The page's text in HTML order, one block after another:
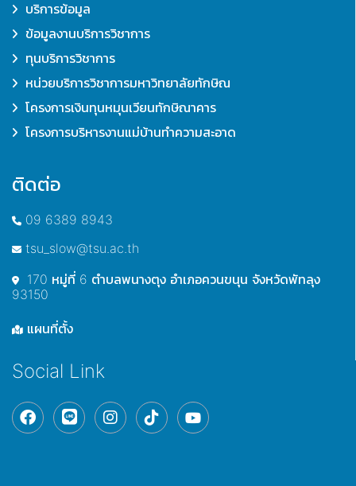
บริการข้อมูล
ข้อมูลงานบริการวิชาการ
ทุนบริการวิชาการ
หน่วยบริการวิชาการมหาวิทยาลัยทักษิณ
โครงการเงินทุนหมุนเวียนทักษิณาคาร
โครงการบริหารงานแม่บ้านทำความสะอาด
ติดต่อ
09 6389 8943
tsu_slow@tsu.ac.th
170 หมู่ที่ 6 ตำบลพนางตุง อำเภอควนขนุน จังหวัดพัทลุง
93150
แผนที่ตั้ง
Social Link